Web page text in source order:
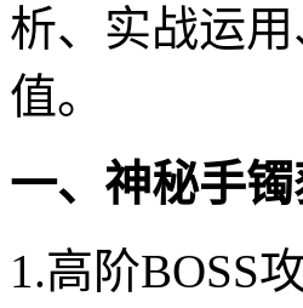
析、实战运
值。
一、神秘手
1.高阶BOSS